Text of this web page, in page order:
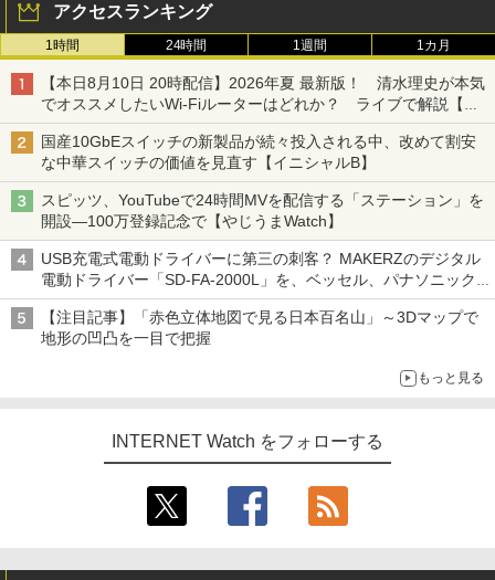
アクセスランキング
1時間 24時間 1週間 1カ月
【本日8月10日 20時配信】2026年夏 最新版！ 清水理史が本気
でオススメしたいWi-Fiルーターはどれか？ ライブで解説【清
水理史の「イニシャルB」チャンネル】
国産10GbEスイッチの新製品が続々投入される中、改めて割安
な中華スイッチの価値を見直す【イニシャルB】
スピッツ、YouTubeで24時間MVを配信する「ステーション」を
開設―100万登録記念で【やじうまWatch】
USB充電式電動ドライバーに第三の刺客？ MAKERZのデジタル
電動ドライバー「SD-FA-2000L」を、ベッセル、パナソニック
と比較してみた記事に注目が集まる【アクセスランキング】
【注目記事】「赤色立体地図で見る日本百名山」～3Dマップで
地形の凹凸を一目で把握
もっと見る
INTERNET Watch をフォローする